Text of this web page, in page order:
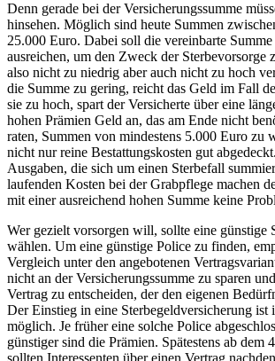
Denn gerade bei der Versicherungssumme
hinsehen. Möglich sind heute Summen
25.000 Euro. Dabei soll die vereinbarte
ausreichen, um den Zweck der Sterbevorsorge
also nicht zu niedrig aber auch nicht zu hoch
die Summe zu gering, reicht das Geld im Fall
sie zu hoch, spart der Versicherte über eine
hohen Prämien Geld an, das am Ende nicht
raten, Summen von mindestens 5.000 Euro zu
nicht nur reine Bestattungskosten gut
Ausgaben, die sich um einen Sterbefall
laufenden Kosten bei der Grabpflege machen
mit einer ausreichend hohen Summe keine
Wer gezielt vorsorgen will, sollte eine günstige
wählen. Um eine günstige Police zu finden,
Vergleich unter den angebotenen
nicht an der Versicherungssumme zu sparen
Vertrag zu entscheiden, der den eigenen
Der Einstieg in eine Sterbegeldversicherung ist
möglich. Je früher eine solche Police
günstiger sind die Prämien. Spätestens ab dem